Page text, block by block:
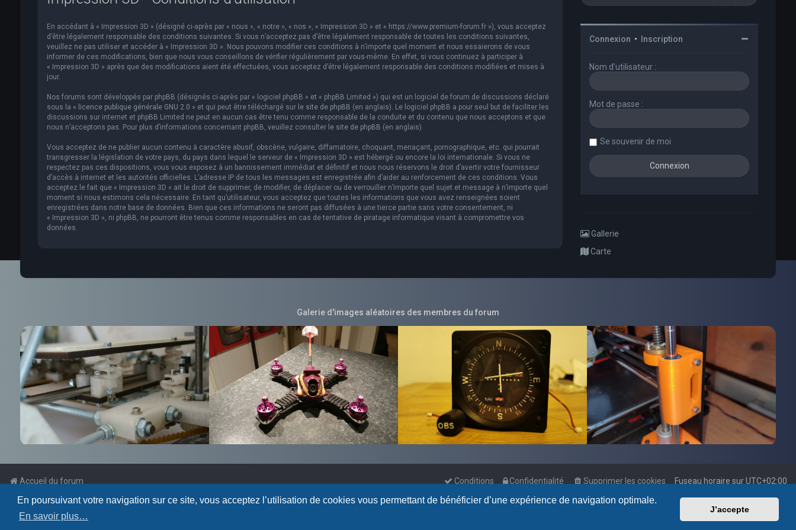
En poursuivant votre navigation sur ce site, vous acceptez l’utilisation de cookies vous permettant de bénéficier d’une expérience de navigation optimale.
En savoir plus…
J’accepte
En accédant à « Impression 3D » (désigné ci-après par « nous », « notre », « nos », « Impression 3D » et « https://www.premium-forum.fr »), vous acceptez
d’être légalement responsable des conditions suivantes. Si vous n’acceptez pas d’être légalement responsable de toutes les conditions suivantes,
veuillez ne pas utiliser et accéder à « Impression 3D ». Nous pouvons modifier ces conditions à n’importe quel moment et nous essaierons de vous
informer de ces modifications, bien que nous vous conseillons de vérifier régulièrement par vous-même. En effet, si vous continuez à participer à
« Impression 3D » après que des modifications aient été effectuées, vous acceptez d’être légalement responsable des conditions modifiées et mises à
jour.
Nos forums sont développés par phpBB (désignés ci-après par « logiciel phpBB » et « phpBB Limited ») qui est un logiciel de forum de discussions déclaré
sous la « licence publique générale GNU 2.0 » et qui peut être téléchargé sur le site de phpBB (en anglais). Le logiciel phpBB a pour seul but de faciliter les
discussions sur internet et phpBB Limited ne peut en aucun cas être tenu comme responsable de la conduite et du contenu que nous acceptons et que
nous n’acceptons pas. Pour plus d’informations concernant phpBB, veuillez consulter le site de phpBB (en anglais).
Vous acceptez de ne publier aucun contenu à caractère abusif, obscène, vulgaire, diffamatoire, choquant, menaçant, pornographique, etc. qui pourrait
transgresser la législation de votre pays, du pays dans lequel le serveur de « Impression 3D » est hébergé ou encore la loi internationale. Si vous ne
respectez pas ces dispositions, vous vous exposez à un bannissement immédiat et définitif et nous nous réservons le droit d’avertir votre fournisseur
d’accès à internet et les autorités officielles. L’adresse IP de tous les messages est enregistrée afin d’aider au renforcement de ces conditions. Vous
acceptez le fait que « Impression 3D » ait le droit de supprimer, de modifier, de déplacer ou de verrouiller n’importe quel sujet et message à n’importe quel
moment si nous estimons cela nécessaire. En tant qu’utilisateur, vous acceptez que toutes les informations que vous avez renseignées soient
enregistrées dans notre base de données. Bien que ces informations ne seront pas diffusées à une tierce partie sans votre consentement, ni
« Impression 3D », ni phpBB, ne pourront être tenus comme responsables en cas de tentative de piratage informatique visant à compromettre vos
données.
Connexion • Inscription
Nom d’utilisateur :
Mot de passe :
Se souvenir de moi
Gallerie
Carte
Galerie d'images aléatoires des membres du forum
Accueil du forum Fuseau horaire surUTC+02:00
Supprimer les cookies
Confidentialité
Conditions
Powered by phpBB
Traduction française officielle